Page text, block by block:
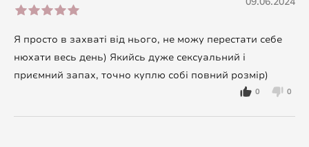
Я просто в захваті від нього, не можу перестати себе
нюхати весь день) Якийсь дуже сексуальний і
приємний запах, точно куплю собі повний розмір)
0 0